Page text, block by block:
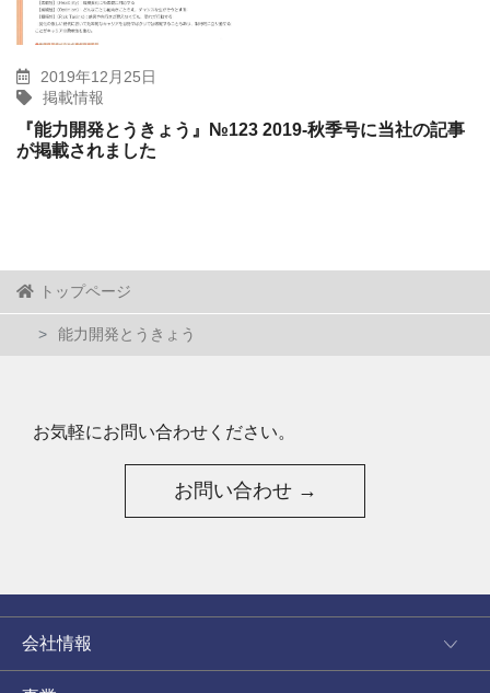
2019年12月25日
掲載情報
『能力開発とうきょう』№123 2019-秋季号に当社の記事
が掲載されました
トップページ
能力開発とうきょう
お気軽にお問い合わせください。
お問い合わせ →
会社情報